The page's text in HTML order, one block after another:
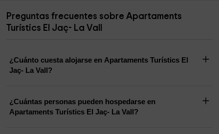
Preguntas frecuentes sobre Apartaments
Turístics El Jaç- La Vall
¿Cuánto cuesta alojarse en Apartaments Turístics El
Jaç- La Vall?
¿Cuántas personas pueden hospedarse en
Apartaments Turístics El Jaç- La Vall?